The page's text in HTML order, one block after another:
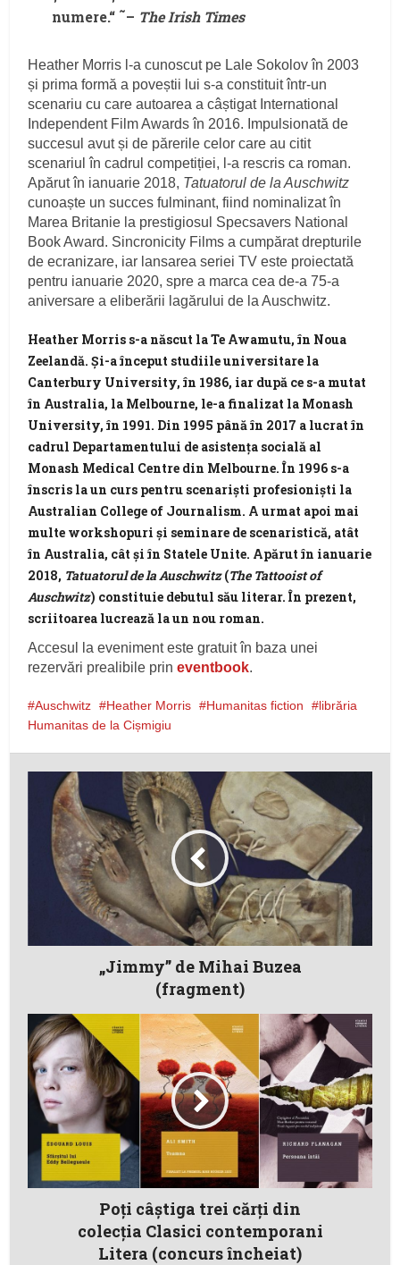
numere.“ ˜– The Irish Times
Heather Morris l-a cunoscut pe Lale Sokolov în 2003
și prima formă a poveștii lui s-a constituit într-un
scenariu cu care autoarea a câștigat International
Independent Film Awards în 2016. Impulsionată de
succesul avut și de părerile celor care au citit
scenariul în cadrul competiției, l-a rescris ca roman.
Apărut în ianuarie 2018, Tatuatorul de la Auschwitz
cunoaște un succes fulminant, fiind nominalizat în
Marea Britanie la prestigiosul Specsavers National
Book Award. Sincronicity Films a cumpărat drepturile
de ecranizare, iar lansarea seriei TV este proiectată
pentru ianuarie 2020, spre a marca cea de-a 75-a
aniversare a eliberării lagărului de la Auschwitz.
Heather Morris s-a născut la Te Awamutu, în Noua
Zeelandă. Și-a început studiile universitare la
Canterbury University, în 1986, iar după ce s-a mutat
în Australia, la Melbourne, le-a finalizat la Monash
University, în 1991. Din 1995 până în 2017 a lucrat în
cadrul Departamentului de asistența socială al
Monash Medical Centre din Melbourne. În 1996 s-a
înscris la un curs pentru scenariști profesioniști la
Australian College of Journalism. A urmat apoi mai
multe workshopuri și seminare de scenaristică, atât
în Australia, cât și în Statele Unite. Apărut în ianuarie
2018, Tatuatorul de la Auschwitz(The Tattooist of
Auschwitz) constituie debutul său literar. În prezent,
scriitoarea lucrează la un nou roman.
Accesul la eveniment este gratuit în baza unei
rezervări prealibile prineventbook.
Auschwitz Heather Morris Humanitas fiction
librăria
Humanitas de la Cișmigiu
„Jimmy” de Mihai Buzea
(fragment)
Poţi câştiga trei cărţi din
colecţia Clasici contemporani
Litera (concurs încheiat)